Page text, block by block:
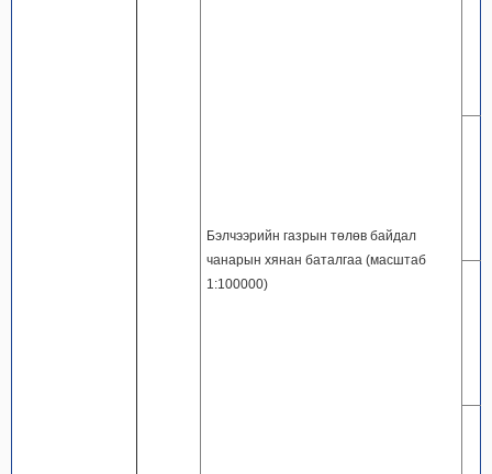
Бэлчээрийн газрын төлөв байдал
чанарын хянан баталгаа (масштаб
1:100000)